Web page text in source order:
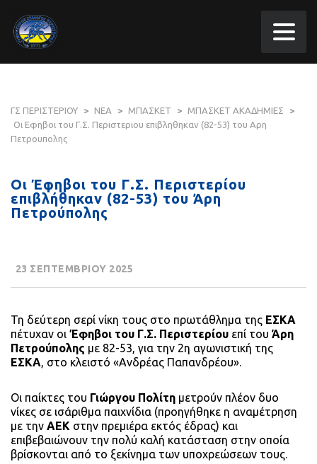
ΓΣ ΠΕΡΙΣΤΕΡΙΟΥ > ΝΕΑ > ΜΠΑΣΚΕΤ > ΜΠΑΣΚΕΤ ΑΚΑΔΗΜΙΕΣ
>
Οι Εφηβοι του Γ.Σ. Περιστεριου επιβληθηκαν (82-53) του Αρη
Πετρουπολης
Οι Έφηβοι του Γ.Σ. Περιστερίου
επιβλήθηκαν (82-53) του Άρη
Πετρούπολης
23 ΣΕΠΤΕΜΒΡΙΟΥ 2025
Τη δεύτερη σερί νίκη τους στο πρωτάθλημα της ΕΣΚΑ
πέτυχαν οι Έφηβοι του Γ.Σ. Περιστερίου επί του Άρη
Πετρούπολης με 82-53, για την 2η αγωνιστική της
ΕΣΚΑ, στο κλειστό «Ανδρέας Παπανδρέου».
Οι παίκτες του Γιώργου Πολίτη μετρούν πλέον δυο
νίκες σε ισάριθμα παιχνίδια (προηγήθηκε η αναμέτρηση
με την ΑΕΚ στην πρεμιέρα εκτός έδρας) και
επιβεβαιώνουν την πολύ καλή κατάσταση στην οποία
βρίσκονται από το ξεκίνημα των υποχρεώσεων τους.